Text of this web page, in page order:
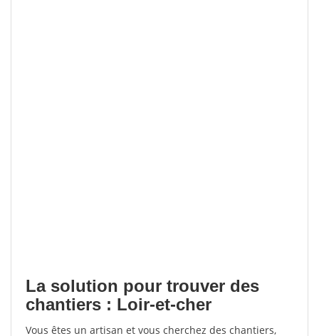
La solution pour trouver des
chantiers : Loir-et-cher
Vous êtes un artisan et vous cherchez des chantiers,